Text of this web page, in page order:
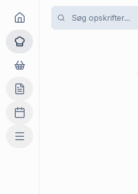
Goma
Opskrifter
Dagligvarer
Indkøbslisten
Madplan
Mere